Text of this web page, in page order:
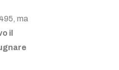
ma
il